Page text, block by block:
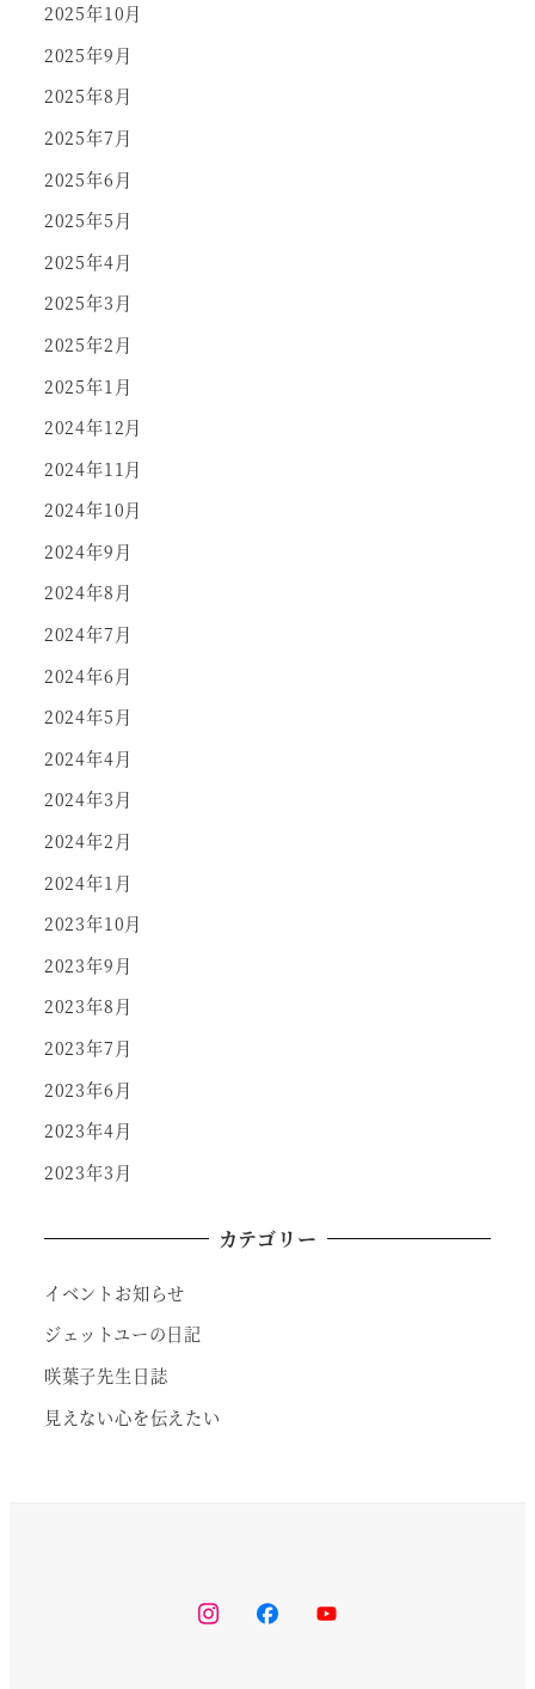
2025年10月
2025年9月
2025年8月
2025年7月
2025年6月
2025年5月
2025年4月
2025年3月
2025年2月
2025年1月
2024年12月
2024年11月
2024年10月
2024年9月
2024年8月
2024年7月
2024年6月
2024年5月
2024年4月
2024年3月
2024年2月
2024年1月
2023年10月
2023年9月
2023年8月
2023年7月
2023年6月
2023年4月
2023年3月
カテゴリー
イベントお知らせ
ジェットユーの日記
咲葉子先生日誌
見えない心を伝えたい
instagram
facebook
youtube